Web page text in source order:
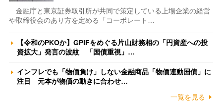
金融庁と東京証券取引所が共同で策定している上場企業の経営
や取締役会のあり方を定める「コーポレート…
【令和のPKOか】GPIFをめぐる片山財務相の「円資産への投
資拡大」発言の波紋 「国債重視」…
インフレでも「物価負け」しない金融商品「物価連動国債」に
注目 元本が物価の動きに合わせ…
一覧を見る